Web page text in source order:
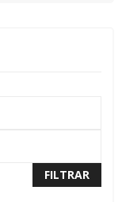
FILTRAR